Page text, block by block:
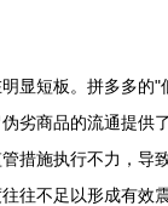
显短板。拼多多的"
劣商品的流通提供
措施执行不力，导
往不足以形成有效震